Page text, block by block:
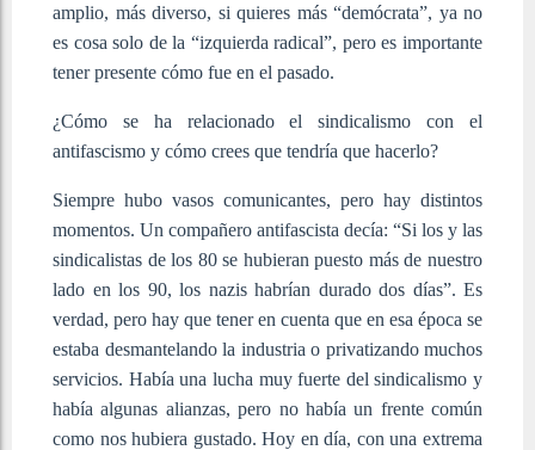
amplio, más diverso, si quieres más “demócrata”, ya no
es cosa solo de la “izquierda radical”, pero es importante
tener presente cómo fue en el pasado.
¿Cómo se ha relacionado el sindicalismo con el
antifascismo y cómo crees que tendría que hacerlo?
Siempre hubo vasos comunicantes, pero hay distintos
momentos. Un compañero antifascista decía: “Si los y las
sindicalistas de los 80 se hubieran puesto más de nuestro
lado en los 90, los nazis habrían durado dos días”. Es
verdad, pero hay que tener en cuenta que en esa época se
estaba desmantelando la industria o privatizando muchos
servicios. Había una lucha muy fuerte del sindicalismo y
había algunas alianzas, pero no había un frente común
como nos hubiera gustado. Hoy en día, con una extrema